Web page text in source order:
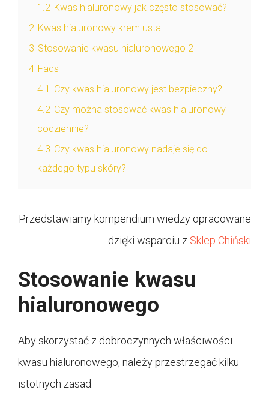
1.2 Kwas hialuronowy jak często stosować?
2 Kwas hialuronowy krem usta
3 Stosowanie kwasu hialuronowego 2
4 Faqs
4.1 Czy kwas hialuronowy jest bezpieczny?
4.2 Czy można stosować kwas hialuronowy
codziennie?
4.3 Czy kwas hialuronowy nadaje się do
każdego typu skóry?
Przedstawiamy kompendium wiedzy opracowane
dzięki wsparciu z Sklep Chiński
Stosowanie kwasu
hialuronowego
Aby skorzystać z dobroczynnych właściwości
kwasu hialuronowego, należy przestrzegać kilku
istotnych zasad.